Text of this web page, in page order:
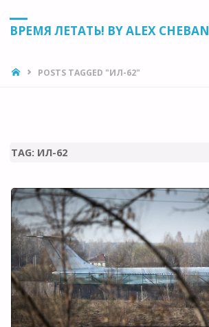
ВРЕМЯ ЛЕТАТЬ! BY ALEX CHEBAN
HOMEPOSTS TAGGED "ИЛ-62"
TAG: ИЛ-62